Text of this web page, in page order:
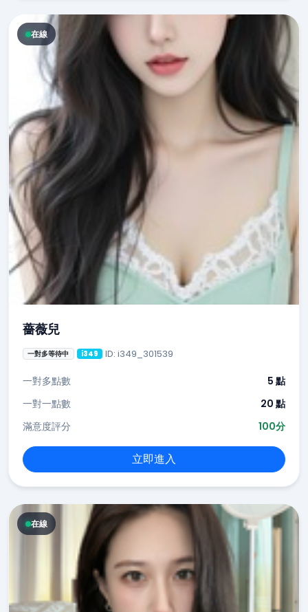
在線
薔薇兒
一對多等待中 i349 ID: i349_301539
一對多點數
5 點
一對一點數
20 點
滿意度評分
100分
立即進入
在線